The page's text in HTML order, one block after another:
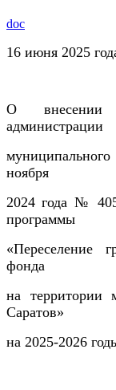
doc
16 июня 2025
О внесении
администрации
ноября
2024 года №
программы
«Переселение
фонда
на территории
Саратов»
на 2025-2026